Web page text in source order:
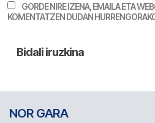
GORDE NIRE IZENA, EMAILA ETA
KOMENTATZEN DUDAN
NOR GARA